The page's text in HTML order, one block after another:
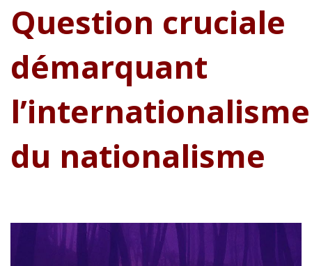
Question cruciale
démarquant
l’internationalisme
du nationalisme